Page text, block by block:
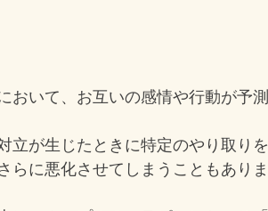
おいて、お互いの感情や行動が予
立が生じたときに特定のやり取り
らに悪化させてしまうこともありま